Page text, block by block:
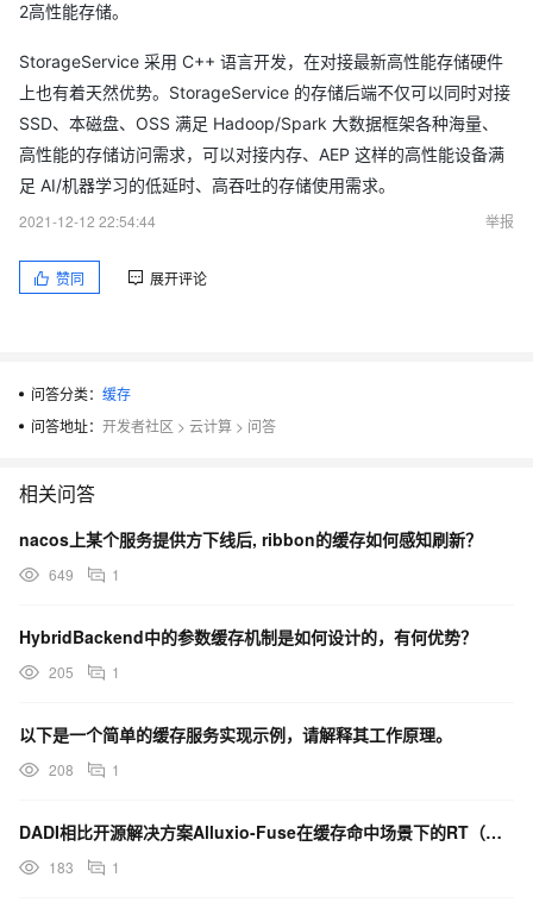
2高性能存储。
StorageService 采用 C++ 语言开发，在对接最新高性能存储硬件
上也有着天然优势。StorageService 的存储后端不仅可以同时对接
SSD、本磁盘、OSS 满足 Hadoop/Spark 大数据框架各种海量、
高性能的存储访问需求，可以对接内存、AEP 这样的高性能设备满
足 AI/机器学习的低延时、高吞吐的存储使用需求。
2021-12-12 22:54:44
举报
赞同 展开评论
问答分类： 缓存
问答地址： 开发者社区 > 云计算 > 问答
相关问答
nacos上某个服务提供方下线后, ribbon的缓存如何感知刷新？
649 1
HybridBackend中的参数缓存机制是如何设计的，有何优势？
205 1
以下是一个简单的缓存服务实现示例，请解释其工作原理。
208 1
DADI相比开源解决方案Alluxio-Fuse在缓存命中场景下的RT（响应时间）有何优势？
183 1